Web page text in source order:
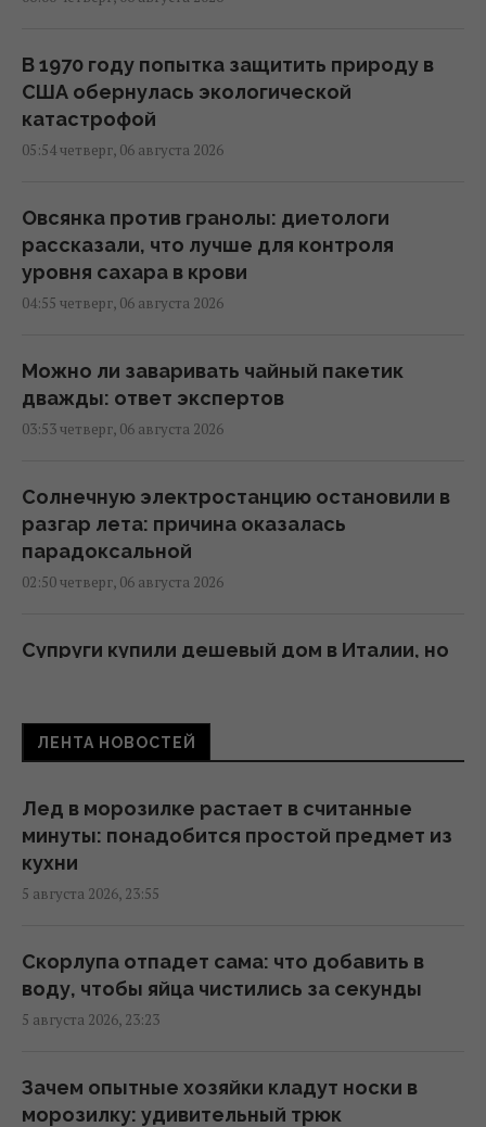
В 1970 году попытка защитить природу в
США обернулась экологической
катастрофой
05:54 четверг, 06 августа 2026
Овсянка против гранолы: диетологи
рассказали, что лучше для контроля
уровня сахара в крови
04:55 четверг, 06 августа 2026
Можно ли заваривать чайный пакетик
дважды: ответ экспертов
03:53 четверг, 06 августа 2026
Солнечную электростанцию остановили в
разгар лета: причина оказалась
парадоксальной
02:50 четверг, 06 августа 2026
Супруги купили дешевый дом в Италии, но
людей
01:01 четверг, 06 августа 2026
Шестимесячным младенцам показали
ученых
23:59 среда, 05 августа 2026
это повлияет на знаки зодиака
23:09 среда, 05 августа 2026
ЛЕНТА НОВОСТЕЙ
Лед в морозилке растает в считанные
минуты: понадобится простой предмет из
кухни
5 августа 2026, 23:55
Скорлупа отпадет сама: что добавить в
воду, чтобы яйца чистились за секунды
5 августа 2026, 23:23
Зачем опытные хозяйки кладут носки в
морозилку: удивительный трюк